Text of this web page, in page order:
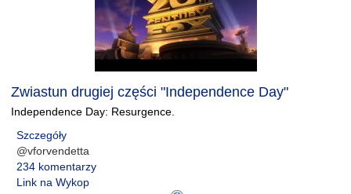
Zwiastun drugiej części "Independence Day"
Independence Day: Resurgence.
Szczegóły
@vforvendetta
234 komentarzy
Link na Wykop